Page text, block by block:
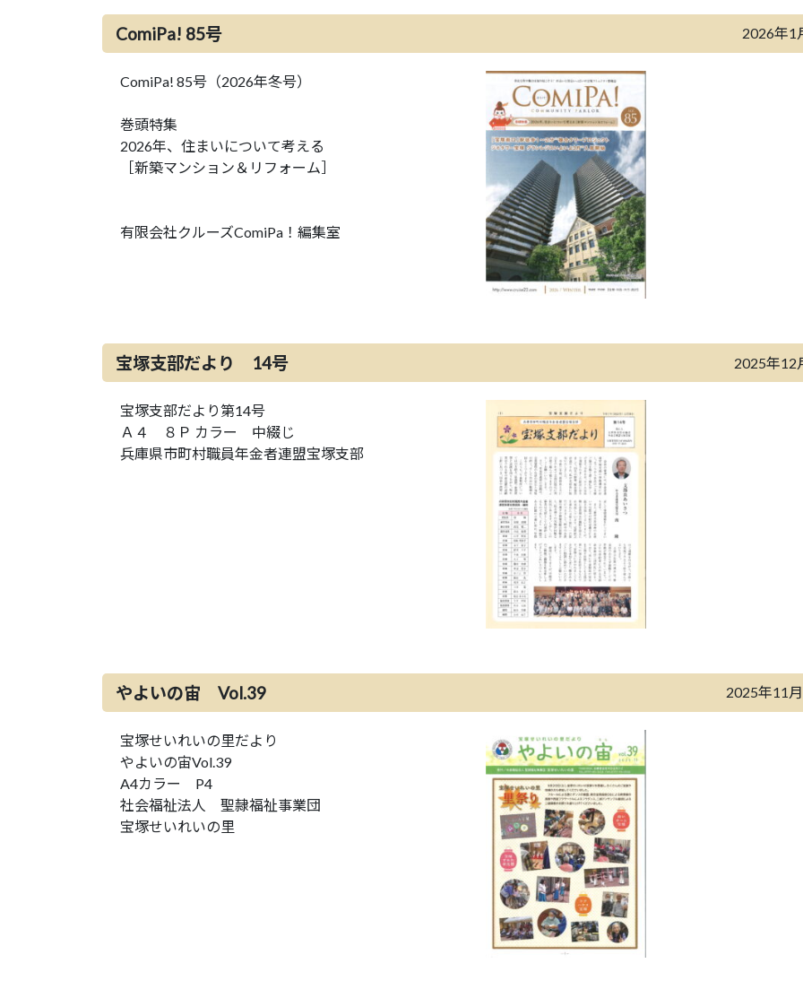
ComiPa! 85号 2026年1
ComiPa! 85号（2026年冬号）
巻頭特集
2026年、住まいについて考える
［新築マンション＆リフォーム］
有限会社クルーズComiPa！編集室
宝塚支部だより 14号 2025年12
宝塚支部だより第14号
Ａ４ ８Ｐ カラー 中綴じ
兵庫県市町村職員年金者連盟宝塚支部
やよいの宙 Vol.39 2025年11
宝塚せいれいの里だより
やよいの宙Vol.39
A4カラー P4
社会福祉法人 聖隷福祉事業団
宝塚せいれいの里